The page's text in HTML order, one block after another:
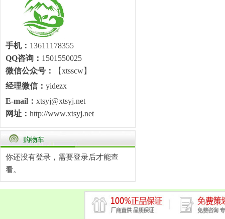
手机： 13611178355
QQ咨询： 1501550025
微信公众号：
【xtsscw】
经理微信： yidezx
E-mail： xtsyj@xtsyj.net
网址： http://www.xtsyj.net
购物车
你还没有登录，需要登录后才能查
看。